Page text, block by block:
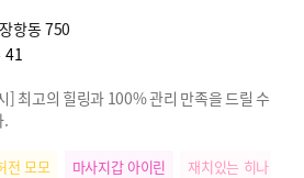
항동 750
41
] 최고의 힐링과 100% 관리 만족을 드릴 수
.
전 모모 마사지갑 아이린 재치있는 히나